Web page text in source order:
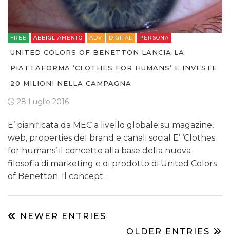
FREE ABBIGLIAMENTO ADV DIGITAL PERSONA
UNITED COLORS OF BENETTON LANCIA LA
PIATTAFORMA ‘CLOTHES FOR HUMANS’ E INVESTE
20 MILIONI NELLA CAMPAGNA
28 Luglio 2016
E’ pianificata da MEC a livello globale su magazine,
web, properties del brand e canali social E’ ‘Clothes
for humans’ il concetto alla base della nuova
filosofia di marketing e di prodotto di United Colors
of Benetton. Il concept…
NEWER ENTRIES
OLDER ENTRIES